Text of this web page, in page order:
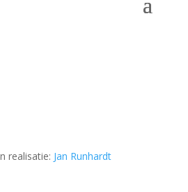
realisatie: Jan Runhardt